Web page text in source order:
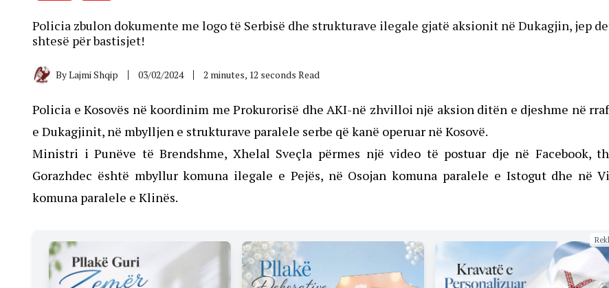
Policia zbulon dokumente me logo të Serbisë dhe strukturave ilegale gjatë aksionit në Dukagjin, jep
shtesë për bastisjet!
ByLajmi Shqip 03/02/2024 2 minutes, 12 seconds Read
Policia e Kosovës në koordinim me Prokurorisë dhe AKI-në zhvilloi një aksion ditën e djeshme në
e Dukagjinit, në mbylljen e strukturave paralele serbe që kanë operuar në Kosovë.
Ministri i Punëve të Brendshme, Xhelal Sveçla përmes një video të postuar dje në Facebook,
Gorazhdec është mbyllur komuna ilegale e Pejës, në Osojan komuna paralele e Istogut dhe në
komuna paralele e Klinës.